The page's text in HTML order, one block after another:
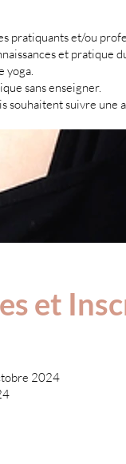
pratiquants et/ou
et pratique
yoga.
sans enseigner.
souhaitent suivre une
et
2024